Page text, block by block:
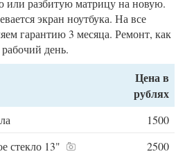
или разбитую матрицу на новую.
экран ноутбука. На все
гарантию 3 месяца. Ремонт, как
день.
Цена в
рублях
1500
стекло 13"
2500